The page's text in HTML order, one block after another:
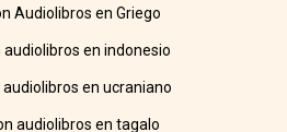
Audiolibros en Griego
en indonesio
en ucraniano
audiolibros en tagalo